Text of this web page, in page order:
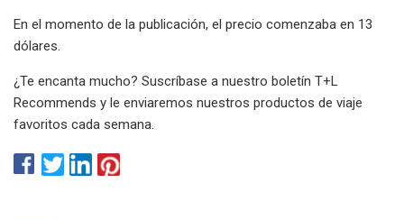
En el momento de la publicación, el precio comenzaba en 13
dólares.
¿Te encanta mucho? Suscríbase a nuestro boletín T+L
Recommends y le enviaremos nuestros productos de viaje
favoritos cada semana.